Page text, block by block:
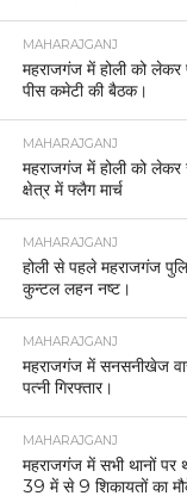
MAHARAJGANJ
महराजगंज में होली को
पीस कमेटी की बैठक।
MAHARAJGANJ
महराजगंज में होली को
क्षेत्र में फ्लैग मार्च
MAHARAJGANJ
होली से पहले महराजगंज
कुन्टल लहन नष्ट।
MAHARAJGANJ
महराजगंज में सनसनीखेज
पत्नी गिरफ्तार।
MAHARAJGANJ
महराजगंज में सभी थानों पर
39 में से 9 शिकायतों का